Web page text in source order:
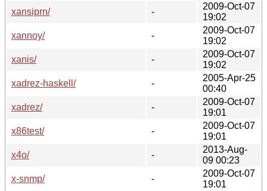
xansiprn/
-
2009-Oct-07
19:02
xannoy/
-
2009-Oct-07
19:02
xanis/
-
2009-Oct-07
19:02
xadrez-haskell/
-
2005-Apr-25
00:40
xadrez/
-
2009-Oct-07
19:01
x86test/
-
2009-Oct-07
19:01
x4o/
-
2013-Aug-
09 00:23
x-snmp/
-
2009-Oct-07
19:01